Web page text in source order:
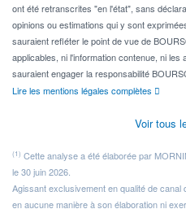
ont été retranscrites "en l'état", sans
opinions ou estimations qui y sont
sauraient refléter le point de vue de
applicables, ni l'information contenue, ni
sauraient engager la responsabilité
Lire les mentions légales complètes
Voir tous
(1) Cette analyse a été élaborée par
le 30 juin 2026.
Agissant exclusivement en qualité de
en aucune manière à son élaboration ni